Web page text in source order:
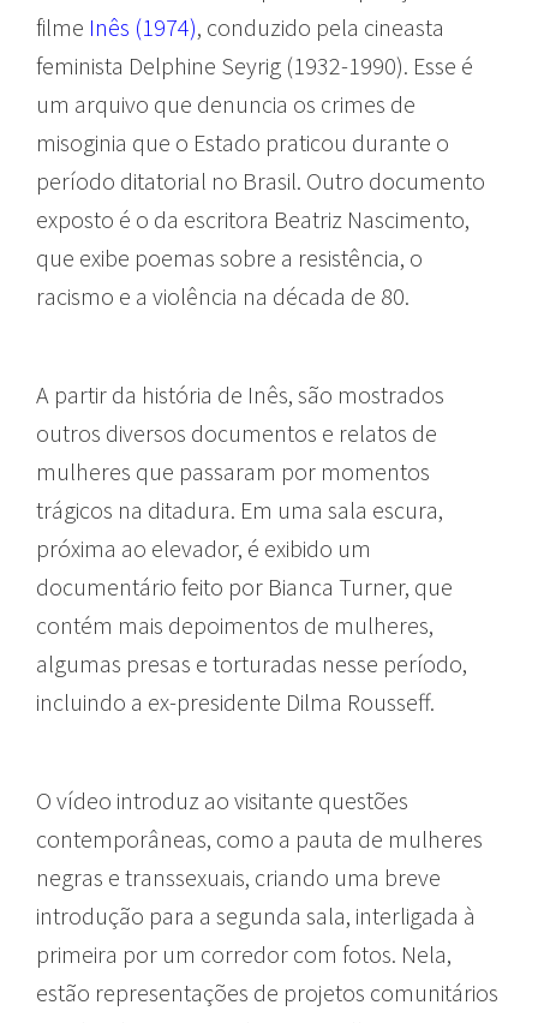
filme Inês (1974), conduzido pela cineasta
feminista Delphine Seyrig (1932-1990). Esse é
um arquivo que denuncia os crimes de
misoginia que o Estado praticou durante o
período ditatorial no Brasil. Outro documento
exposto é o da escritora Beatriz Nascimento,
que exibe poemas sobre a resistência, o
racismo e a violência na década de 80.
A partir da história de Inês, são mostrados
outros diversos documentos e relatos de
mulheres que passaram por momentos
trágicos na ditadura. Em uma sala escura,
próxima ao elevador, é exibido um
documentário feito por Bianca Turner, que
contém mais depoimentos de mulheres,
algumas presas e torturadas nesse período,
incluindo a ex-presidente Dilma Rousseff.
O vídeo introduz ao visitante questões
contemporâneas, como a pauta de mulheres
negras e transsexuais, criando uma breve
introdução para a segunda sala, interligada à
primeira por um corredor com fotos. Nela,
estão representações de projetos comunitários